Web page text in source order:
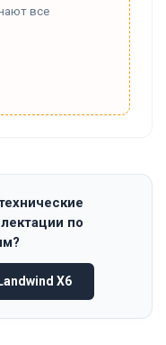
все
по
X6